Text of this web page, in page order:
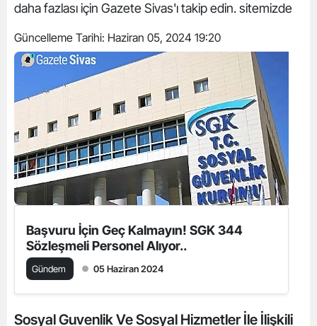
daha fazlası için Gazete Sivas'ı takip edin. sitemizde
Güncelleme Tarihi: Haziran 05, 2024 19:20
Başvuru İçin Geç Kalmayın! SGK 344
Sözleşmeli Personel Alıyor..
Gündem 05 Haziran 2024
Sosyal Guvenlik Ve Sosyal Hizmetler İle İlişkili